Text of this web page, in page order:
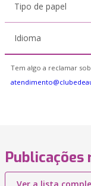
Tipo de papel
Idioma
Tem algo a reclamar
Publicações